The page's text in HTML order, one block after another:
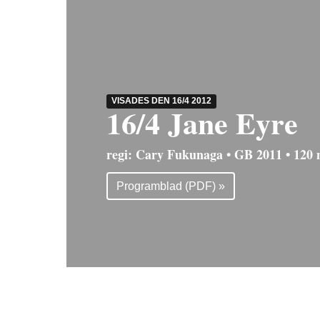
VISADES DEN 16/4 2012
16/4 Jane Eyre
regi: Cary Fukunaga • GB 2011 • 120
Programblad (PDF) »